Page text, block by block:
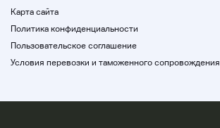
Карта сайта
Политика конфиденциальности
Пользовательское соглашение
Условия перевозки и таможенного сопровождения